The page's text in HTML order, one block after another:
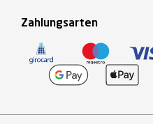
Zahlungsarten